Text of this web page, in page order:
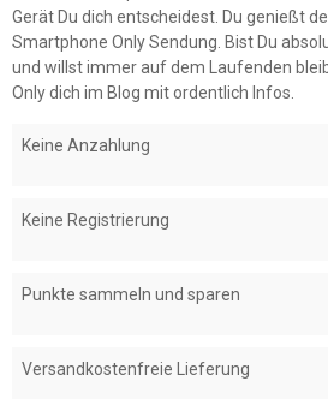
Gerät Du dich entscheidest. Du genießt
Smartphone Only Sendung. Bist Du
und willst immer auf dem Laufenden
Only dich im Blog mit ordentlich Infos.
Keine Anzahlung
Keine Registrierung
Punkte sammeln und sparen
Versandkostenfreie Lieferung